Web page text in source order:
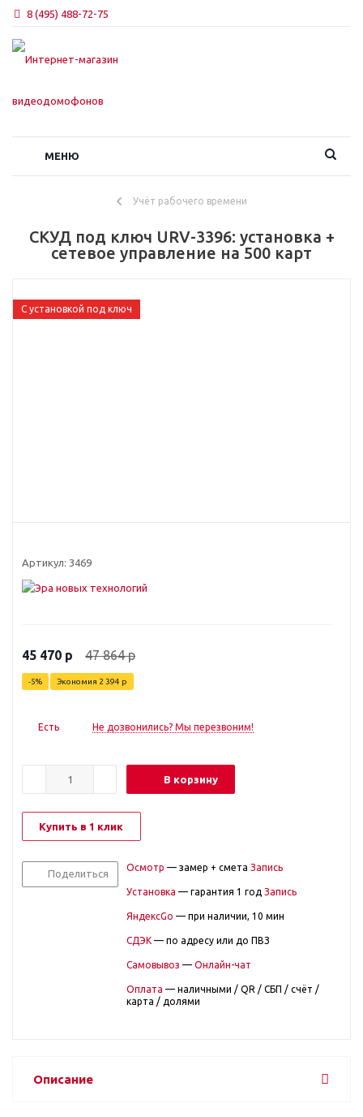
8 (495) 488-72-75
МЕНЮ
Учёт рабочего времени
СКУД под ключ URV-3396: установка +
сетевое управление на 500 карт
С установкой под ключ
Артикул: 3469
45 470 р 47 864р
-5% Экономия 2 394 р
Есть Не дозвонились? Мы перезвоним!
В корзину
Купить в 1 клик
Поделиться
Осмотр — замер + смета Запись
Установка — гарантия 1 год Запись
ЯндексGo — при наличии, 10 мин
СДЭК — по адресу или до ПВЗ
Самовывоз — Онлайн-чат
Оплата — наличными / QR / СБП / счёт /
карта / долями
Описание